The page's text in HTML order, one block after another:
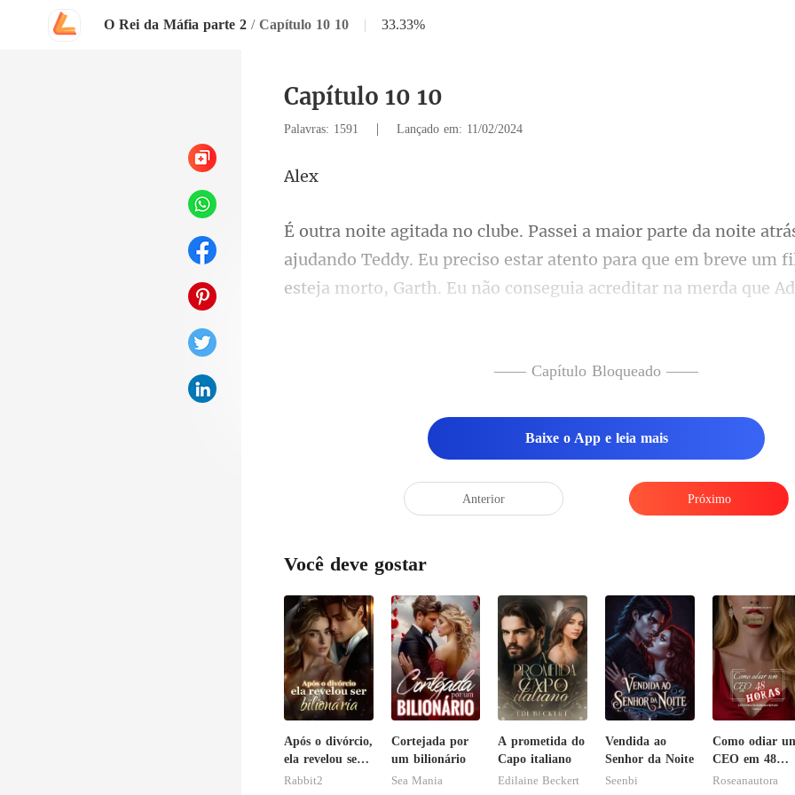
O Rei da Máfia parte 2 / Capítulo 10 10 | 33.33%
Capítulo 10 10
Palavras: 1591 | Lançado em: 11/02/2024
l
para que em breve um
esteja morto, Garth. Eu não conseguia acreditar na merda que
—— Capítulo Bloqueado ——
Baixe o App e leia mais
Anterior Próximo
Você deve gostar
Após o divórcio,
ela revelou ser
bilionária
Rabbit2
Cortejada por
um bilionário
Sea Mania
A prometida do
Capo italiano
Edilaine Beckert
Vendida ao
Senhor da Noite
Seenbi
Como odiar
CEO em 48
horas
Roseanautora